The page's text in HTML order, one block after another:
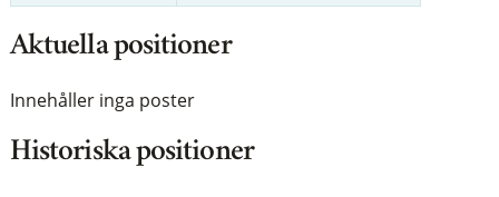
Aktuella positioner
Innehåller inga poster
Historiska positioner